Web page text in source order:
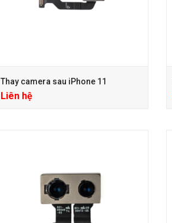
Thay camera sau iPhone 11
Liên hệ